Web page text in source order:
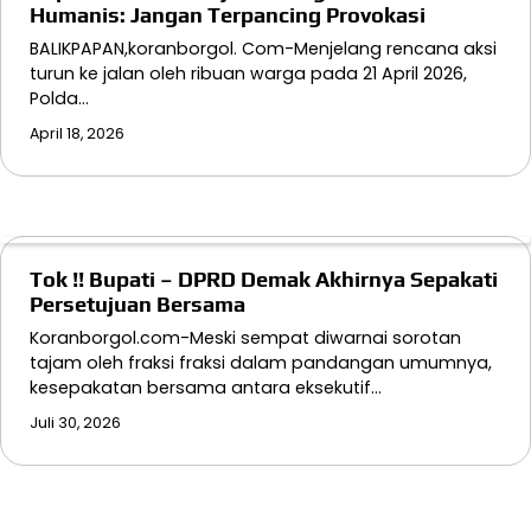
Humanis: Jangan Terpancing Provokasi
BALIKPAPAN,koranborgol. Com-Menjelang rencana aksi
turun ke jalan oleh ribuan warga pada 21 April 2026,
Polda…
April 18, 2026
Tok !! Bupati – DPRD Demak Akhirnya Sepakati
Persetujuan Bersama
Koranborgol.com-Meski sempat diwarnai sorotan
tajam oleh fraksi fraksi dalam pandangan umumnya,
kesepakatan bersama antara eksekutif…
Juli 30, 2026